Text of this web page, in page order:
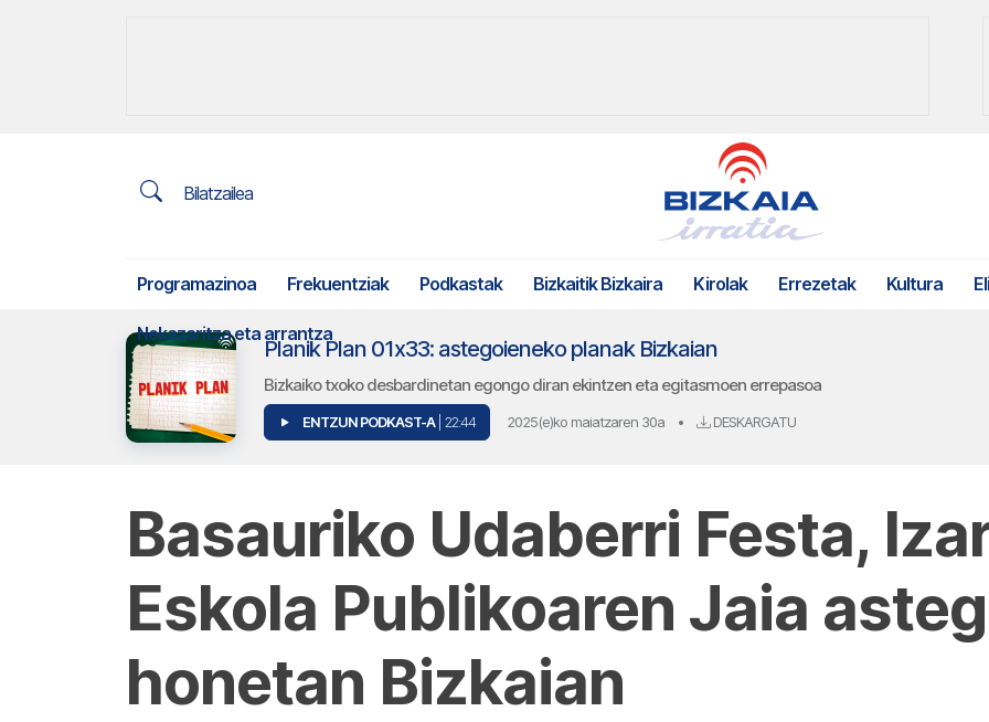
Bilatzailea
Programazinoa Frekuentziak Podkastak Bizkaitik Bizkaira Kirolak Errezetak Kultura
Nekazaritza eta arrantza
Planik Plan 01x33: astegoieneko planak Bizkaian
Bizkaiko txoko desbardinetan egongo diran ekintzen eta egitasmoen errepasoa
ENTZUN PODKAST-A | 22:44 2025(e)ko maiatzaren 30a • DESKARGATU
Basauriko Udaberri Festa,
Eskola Publikoaren Jaia
honetan Bizkaian